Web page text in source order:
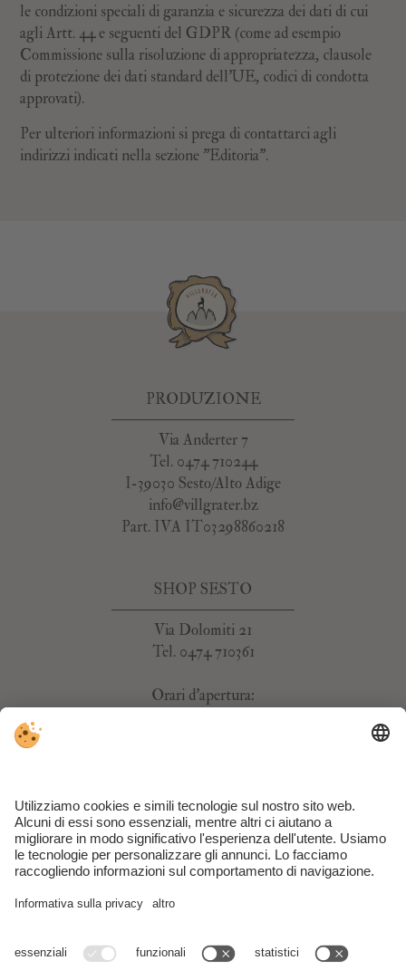
le condizioni speciali di garanzia e sicurezza dei dati di cui
agli Artt. 44 e seguenti del GDPR (come ad esempio
Commissione sulla risoluzione di appropriatezza, clausole
di protezione dei dati standard dell'UE, codici di condotta
approvati).
Per ulteriori informazioni si prega di contattarci agli
indirizzi indicati nella sezione "Editoria".
PRODUZIONE
Via Anderter 7
Tel. 0474 710244
I-39030 Sesto/Alto Adige
info@villgrater.bz
Part. IVA IT03298860218
SHOP SESTO
Via Dolomiti 21
Tel. 0474 710361
Orari d'apertura:
Via San Giuseppe 29
Tel. 0474 710624
Lu–Sa 8:00–12:00, 15:00–18:30